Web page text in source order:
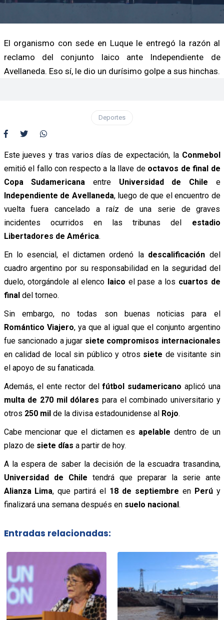
El organismo con sede en Luque le entregó la razón al
reclamo del conjunto laico ante Independiente de
Avellaneda. Eso sí, le dio un durísimo golpe a sus hinchas.
Deportes
Este jueves y tras varios días de expectación, la Conmebol
emitió el fallo con respecto a la llave de octavos de final de
Copa Sudamericana entre Universidad de Chile e
Independiente de Avellaneda, luego de que el encuentro de
vuelta fuera cancelado a raíz de una serie de graves
incidentes ocurridos en las tribunas del estadio
Libertadores de América.
En lo esencial, el dictamen ordenó la descalificación del
cuadro argentino por su responsabilidad en la seguridad del
duelo, otorgándole al elenco laico el pase a los cuartos de
finaldel torneo.
Sin embargo, no todas son buenas noticias para el
Romántico Viajero, ya que al igual que el conjunto argentino
fue sancionado a jugar siete compromisos internacionales
en calidad de local sin público y otros siete de visitante sin
el apoyo de su fanaticada.
Además, el ente rector delfútbol sudamericano aplicó una
multa de 270 mil dólares para el combinado universitario y
otros 250 milde la divisa estadounidense al Rojo.
Cabe mencionar que el dictamen es apelable dentro de un
plazo de siete días a partir de hoy.
A la espera de saber la decisión de la escuadra trasandina,
Universidad de Chile tendrá que preparar la serie ante
Alianza Lima, que partirá el 18 de septiembre en Perúy
finalizará una semana después en suelo nacional.
Entradas relacionadas: